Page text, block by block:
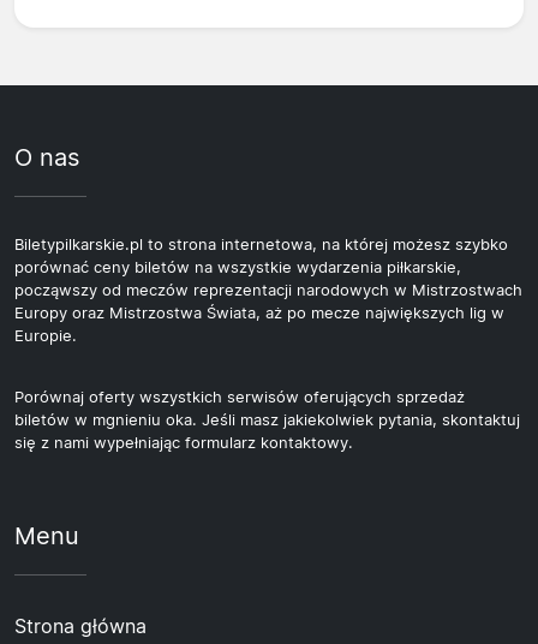
O nas
Biletypilkarskie.pl to strona internetowa, na której możesz szybko
porównać ceny biletów na wszystkie wydarzenia piłkarskie,
począwszy od meczów reprezentacji narodowych w Mistrzostwach
Europy oraz Mistrzostwa Świata, aż po mecze największych lig w
Europie.
Porównaj oferty wszystkich serwisów oferujących sprzedaż
biletów w mgnieniu oka. Jeśli masz jakiekolwiek pytania, skontaktuj
się z nami wypełniając formularz kontaktowy.
Menu
Strona główna